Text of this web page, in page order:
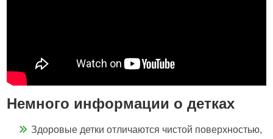
Немного информации о детках
Здоровые детки отличаются чистой поверхностью,